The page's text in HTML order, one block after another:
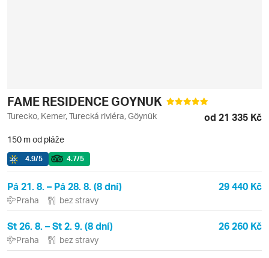
FAME RESIDENCE GOYNUK
Turecko, Kemer, Turecká riviéra, Göynük od 21 335 Kč
150 m od pláže
4.9/5 4.7/5
Pá 21. 8. – Pá 28. 8. (8 dní) 29 440 Kč
Praha bez stravy
St 26. 8. – St 2. 9. (8 dní) 26 260 Kč
Praha bez stravy